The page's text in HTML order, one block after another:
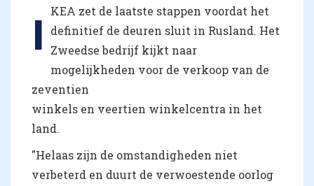
I
KEA zet de laatste stappen voordat het
definitief de deuren sluit in Rusland. Het
Zweedse bedrijf kijkt naar
mogelijkheden voor de verkoop van de
zeventien
winkels en veertien winkelcentra in het
land.
"Helaas zijn de omstandigheden niet
verbeterd en duurt de verwoestende oorlog